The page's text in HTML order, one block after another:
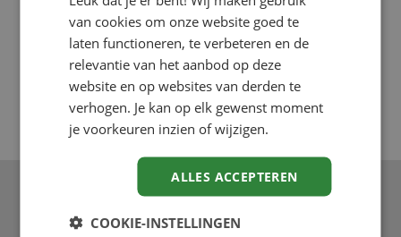
van cookies om onze website goed te
laten functioneren, te verbeteren en de
relevantie van het aanbod op deze
website en op websites van derden te
verhogen. Je kan op elk gewenst moment
je voorkeuren inzien of wijzigen.
ALLES ACCEPTEREN
COOKIE-INSTELLINGEN